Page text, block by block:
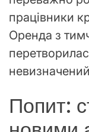
працівники
Оренда з
Попит: